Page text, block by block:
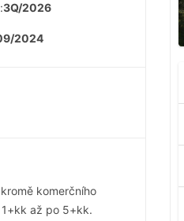
3Q/2026
2024
komerčního
až po 5+kk.